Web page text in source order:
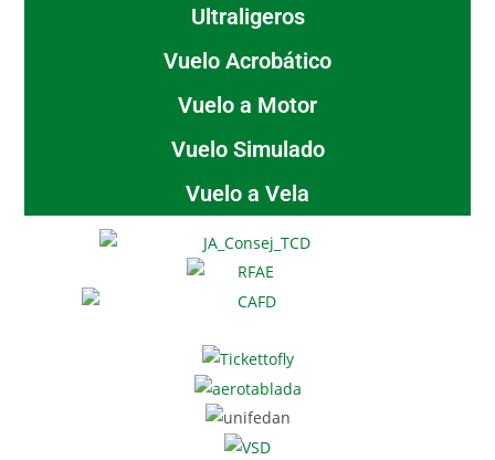
Ultraligeros
Vuelo Acrobático
Vuelo a Motor
Vuelo Simulado
Vuelo a Vela